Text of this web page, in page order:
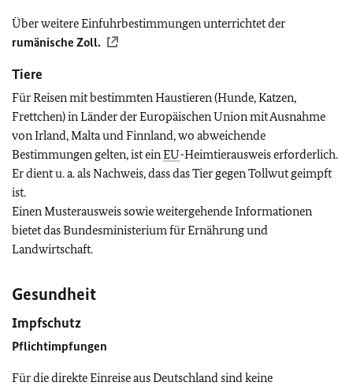
Über weitere Einfuhrbestimmungen unterrichtet der
rumänische Zoll.
Tiere
Für Reisen mit bestimmten Haustieren (Hunde, Katzen,
Frettchen) in Länder der Europäischen Union mit Ausnahme
von Irland, Malta und Finnland, wo abweichende
Bestimmungen gelten, ist einEU-Heimtierausweis erforderlich.
Er dient u. a. als Nachweis, dass das Tier gegen Tollwut geimpft
ist.
Einen Musterausweis sowie weitergehende Informationen
bietet das Bundesministerium für Ernährung und
Landwirtschaft.
Gesundheit
Impfschutz
Pflichtimpfungen
Für die direkte Einreise aus Deutschland sind keine